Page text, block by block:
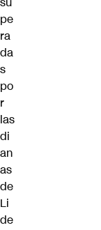
pe
ra
da
s
po
r
las
di
an
as
de
Li
de